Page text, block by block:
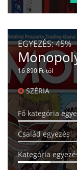
EGYEZÉS:45%
16 890 Ft-tól
SZÉRIA
Fő kategória
Család egyezés
Kategória